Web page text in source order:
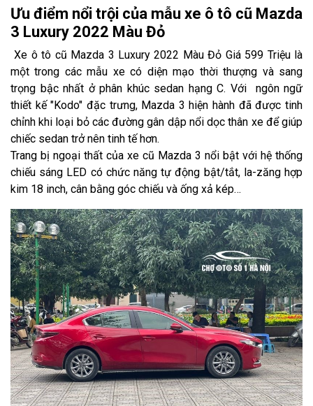
Ưu điểm nổi trội của mẫu xe ô tô cũ Mazda
3 Luxury 2022 Màu Đỏ
Xe ô tô cũ Mazda 3 Luxury 2022 Màu Đỏ Giá 599 Triệu là
một trong các mẫu xe có diện mạo thời thượng và sang
trọng bậc nhất ở phân khúc sedan hạng C. Với ngôn ngữ
thiết kế "Kodo" đặc trưng, Mazda 3 hiện hành đã được tinh
chỉnh khi loại bỏ các đường gân dập nổi dọc thân xe để giúp
chiếc sedan trở nên tinh tế hơn.
Trang bị ngoại thất của xe cũ Mazda 3 nổi bật với hệ thống
chiếu sáng LED có chức năng tự động bật/tắt, la-zăng hợp
kim 18 inch, cân bằng góc chiếu và ống xả kép…